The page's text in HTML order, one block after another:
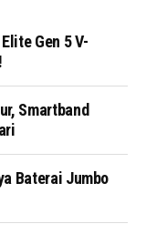
Gen 5 V-
Smartband
Baterai Jumbo